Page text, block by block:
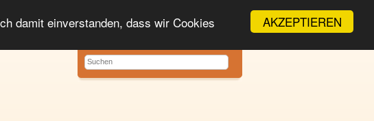
AKZEPTIEREN
damit einverstanden, dass wir Cookies